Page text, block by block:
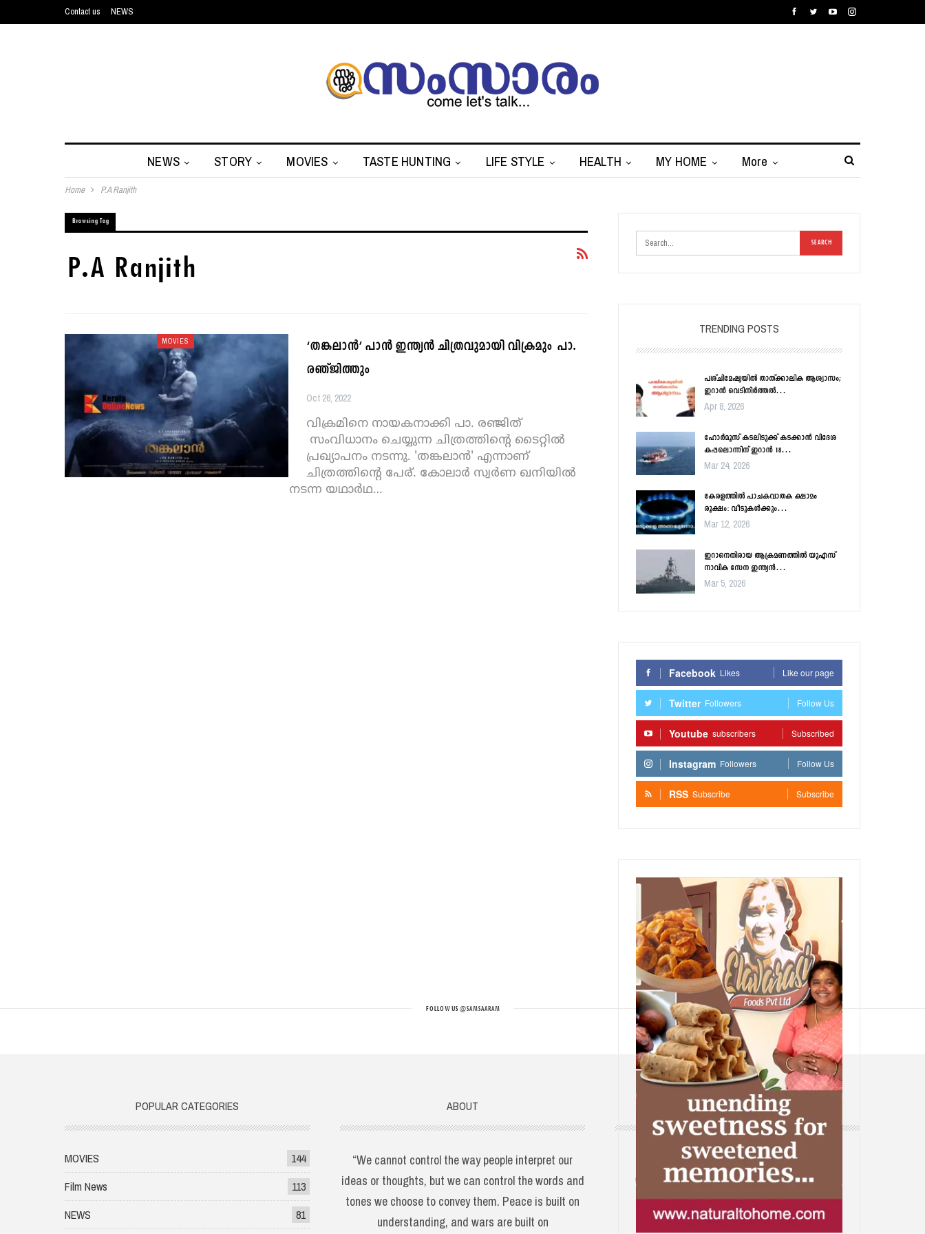
Contact us NEWS
NEWS STORY MOVIES TASTE HUNTING LIFE STYLE HEALTH MY HOME More
Home P.A Ranjith
Browsing Tag
P.A Ranjith
MOVIES
‘തങ്കലാൻ’ പാൻ ഇന്ത്യൻ ചിത്രവുമായി വിക്രമും പാ.
രഞ്ജിത്തും
Oct 26, 2022
വിക്രമിനെ നായകനാക്കി പാ. രഞ്ജിത്
സംവിധാനം ചെയ്യുന്ന ചിത്രത്തിന്റെ ടൈറ്റിൽ
പ്രഖ്യാപനം നടന്നു. 'തങ്കലാൻ' എന്നാണ്
ചിത്രത്തിന്റെ പേര്. കോലാർ സ്വർണ ഖനിയിൽ
നടന്ന യഥാർഥ…
TRENDING POSTS
പശ്ചിമേഷ്യയിൽ താത്ക്കാലിക ആശ്വാസം;
ഇറാൻ വെടിനിർത്തൽ…
Apr 8, 2026
ഹോർമൂസ് കടലിടുക്ക് കടക്കാൻ വിദേശ
കപ്പലൊന്നിന് ഇറാൻ 18…
Mar 24, 2026
കേരളത്തിൽ പാചകവാതക ക്ഷാമം
രൂക്ഷം: വീടുകൾക്കും…
Mar 12, 2026
ഇറാനെതിരായ ആക്രമണത്തിൽ യുഎസ്
നാവിക സേന ഇന്ത്യൻ…
Mar 5, 2026
Facebook Likes Like our page
Twitter Followers Follow Us
Youtube subscribers Subscribed
Instagram Followers Follow Us
RSS Subscribe Subscribe
FOLLOW US@SAMSAARAM
POPULAR CATEGORIES
MOVIES
144
Film News
113
NEWS
81
ABOUT
“We cannot control the way people interpret our
ideas or thoughts, but we can control the words and
tones we choose to convey them. Peace is built on
understanding, and wars are built on
CONTACT
Web: www.samsaaram.com